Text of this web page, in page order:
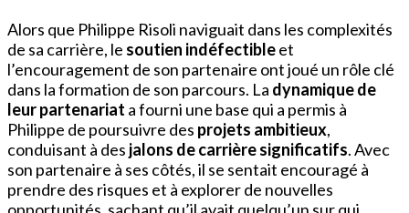
Alors que Philippe Risoli naviguait dans les complexités
de sa carrière, le soutien indéfectibleet
l’encouragement de son partenaire ont joué un rôle clé
dans la formation de son parcours. La dynamique de
leur partenariat a fourni une base qui a permis à
Philippe de poursuivre des projets ambitieux,
conduisant à des jalons de carrière significatifs. Avec
son partenaire à ses côtés, il se sentait encouragé à
prendre des risques et à explorer de nouvelles